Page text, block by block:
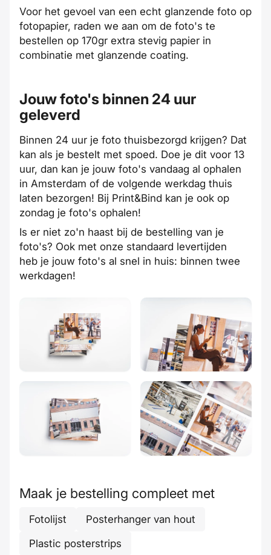
Voor het gevoel van een echt glanzende foto op
fotopapier, raden we aan om de foto's te
bestellen op 170gr extra stevig papier in
combinatie met glanzende coating.
Jouw foto's binnen 24 uur
geleverd
Binnen 24 uur je foto thuisbezorgd krijgen? Dat
kan als je bestelt met spoed. Doe je dit voor 13
uur, dan kan je jouw foto's vandaag al ophalen
in Amsterdam of de volgende werkdag thuis
laten bezorgen! Bij Print&Bind kan je ook op
zondag je foto's ophalen!
Is er niet zo'n haast bij de bestelling van je
foto's? Ook met onze standaard levertijden
heb je jouw foto's al snel in huis: binnen twee
werkdagen!
Maak je bestelling compleet met
Fotolijst
Posterhanger van hout
Plastic posterstrips